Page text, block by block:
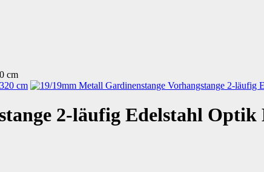
cm
2-läufig Edelstahl